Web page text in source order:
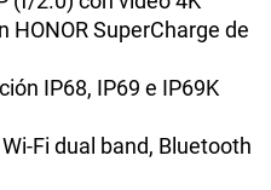
HONOR SuperCharge de
IP68, IP69 e IP69K
Wi-Fi dual band, Bluetooth